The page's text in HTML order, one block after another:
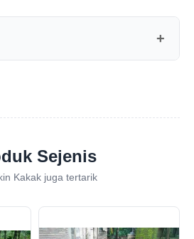
Sejenis
Kakak juga tertarik